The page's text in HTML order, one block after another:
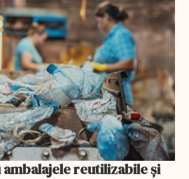
ambalajele reutilizabile și